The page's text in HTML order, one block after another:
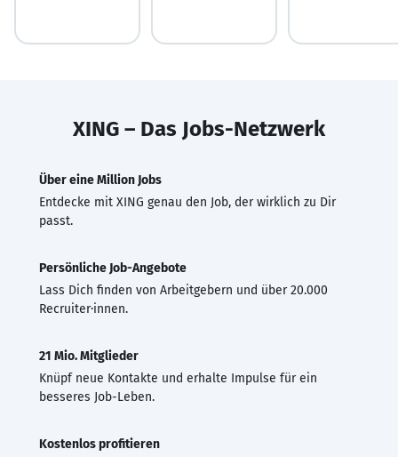
XING – Das Jobs-Netzwerk
Über eine Million Jobs
Entdecke mit XING genau den Job, der wirklich zu Dir
passt.
Persönliche Job-Angebote
Lass Dich finden von Arbeitgebern und über 20.000
Recruiter·innen.
21 Mio. Mitglieder
Knüpf neue Kontakte und erhalte Impulse für ein
besseres Job-Leben.
Kostenlos profitieren